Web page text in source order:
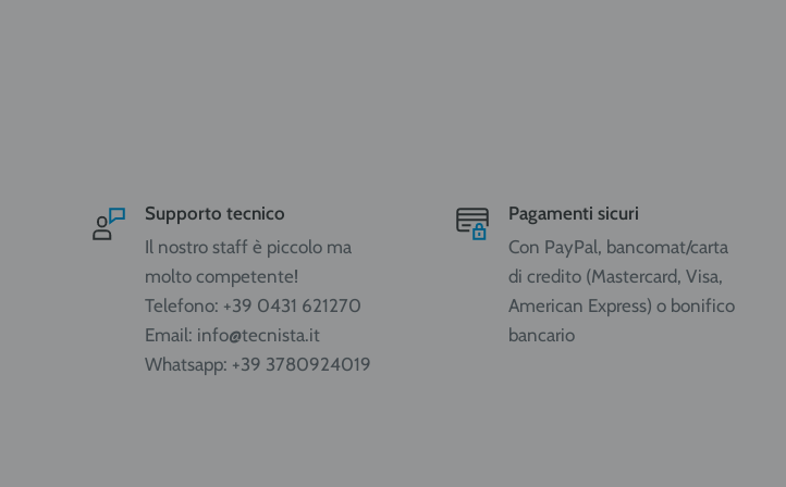
Supporto tecnico
Il nostro staff è piccolo ma
molto competente!
Telefono: +39 0431 621270
Email: info@tecnista.it
Whatsapp: +39 3780924019
Pagamenti sicuri
Con PayPal, bancomat/carta
di credito (Mastercard, Visa,
American Express) o bonifico
bancario